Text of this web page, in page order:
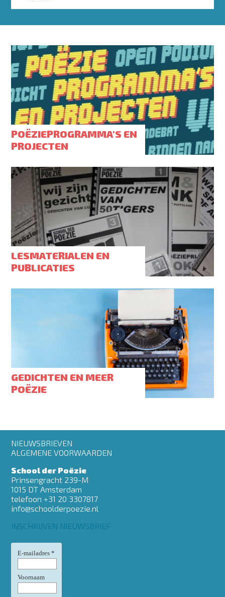
POËZIEPROGRAMMA'S EN
PROJECTEN
LESMATERIALEN EN
PUBLICATIES
GEDICHTEN EN MEER
POËZIE
Footer
menu
NIEUWSBRIEVEN
ALGEMENE VOORWAARDEN
School der Poëzie
Prinsengracht 239-M
1015 DT Amsterdam
telefoon +31 20 3307817
info@schoolderpoezie.nl
INSCHRIJVEN NIEUWSBRIEF